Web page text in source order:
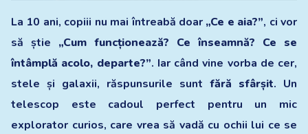
La 10 ani, copiii nu mai întreabă doar „Ce e aia?”, ci vor
să știe „Cum funcționează? Ce înseamnă? Ce se
întâmplă acolo, departe?”. Iar când vine vorba de cer,
stele și galaxii, răspunsurile sunt fără sfârșit. Un
telescop este cadoul perfect pentru un mic
explorator curios, care vrea să vadă cu ochii lui ce se